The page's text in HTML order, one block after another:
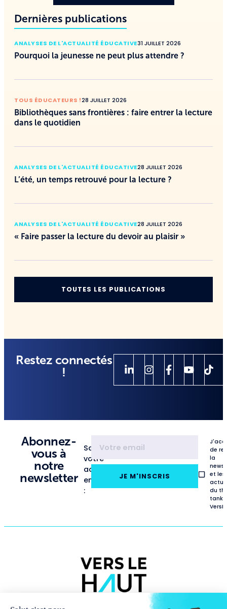
Dernières publications
ANALYSES DE L'ACTUALITÉ ÉDUCATIVE31 JUILLET 2026
Pourquoi la jeunesse ne peut plus attendre ?
TOUS ÉDUCATEURS !28 JUILLET 2026
Bibliothèques sans frontières : faire entrer la lecture
dans le quotidien
ANALYSES DE L'ACTUALITÉ ÉDUCATIVE28 JUILLET 2026
L’été, un temps retrouvé pour la lecture ?
ANALYSES DE L'ACTUALITÉ ÉDUCATIVE28 JUILLET 2026
« Faire passer la lecture du devoir au plaisir »
TOUTES LES PUBLICATIONS
Restez connectés
!
Abonnez-
vous à
notre
newsletter
Saisissez
votre
adresse
email
:
JE M'INSCRIS
de
la
et les
du
tank